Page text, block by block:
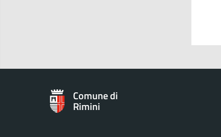
Comune di
Rimini